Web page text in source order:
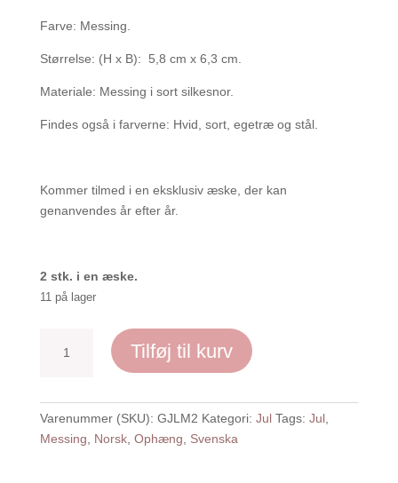
Farve: Messing.
Størrelse: (H x B): 5,8 cm x 6,3 cm.
Materiale: Messing i sort silkesnor.
Findes også i farverne: Hvid, sort, egetræ og stål.
Kommer tilmed i en eksklusiv æske, der kan
genanvendes år efter år.
2 stk. i en æske.
11 på lager
2
stk.
Tilføj til kurv
Varenummer (SKU): GJLM2 Kategori: Jul Tags: Jul,
Messing
Norsk, Ophæng Svenska